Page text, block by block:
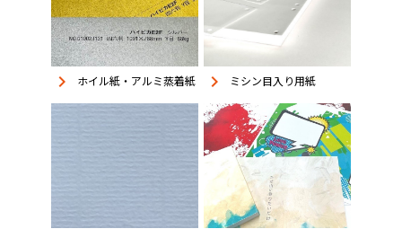
keyboard_arrow_right ホイル紙・アルミ蒸着紙 keyboard_arrow_right ミシン目入り用紙